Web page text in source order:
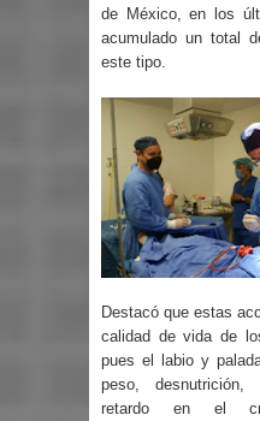
de México, en los
acumulado un total
este tipo.
Destacó que estas
calidad de vida de
pues el labio y
peso, desnutrición,
retardo en el